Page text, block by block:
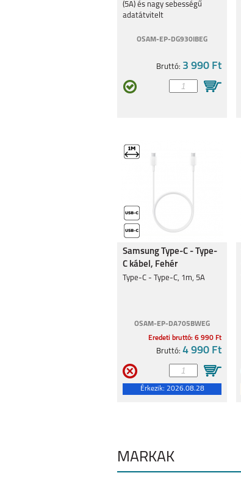
(5A) és nagy sebességű
adatátvitelt
OSAM-EP-DG930IBEG
Bruttó: 3 990 Ft
Samsung Type-C - Type-
C kábel, Fehér
Type-C - Type-C, 1m, 5A
OSAM-EP-DA705BWEG
Eredeti bruttó: 6 990 Ft
Bruttó: 4 990 Ft
Érkezik: 2026.08.28
MÁRKÁK